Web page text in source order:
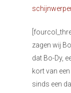
zagen wij
dat Bo-Dy,
kort van
sinds een